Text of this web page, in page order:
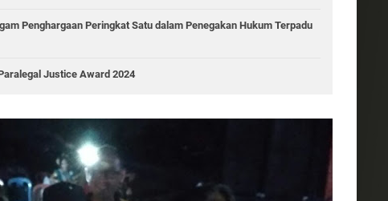
Penghargaan Peringkat Satu dalam Penegakan Hukum Terpadu
Justice Award 2024